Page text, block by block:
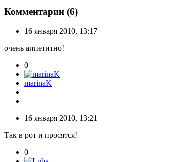
Комментарии (6)
16 января 2010, 13:17
очень аппетитно!
0
marinaK
16 января 2010, 13:21
Так в рот и просятся!
0